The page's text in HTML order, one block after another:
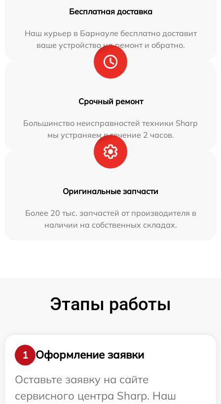
Бесплатная доставка
Наш курьер в Барнауле бесплатно доставит
ваше устройство на ремонт и обратно.
Срочный ремонт
Большинство неисправностей техники Sharp
мы устраняем в течение 2 часов.
Оригинальные запчасти
Более 20 тыс. запчастей от производителя в
наличии на собственных складах.
Этапы работы
1
Оформление заявки
Оставьте заявку на сайте
сервисного центра Sharp. Наш